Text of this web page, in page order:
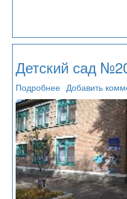
Детский сад
Подробнее
Детский
сад
№20
"Капитошка"
Добавить